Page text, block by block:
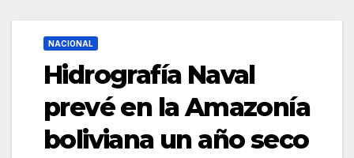
NACIONAL
Hidrografía Naval
prevé en la Amazonía
boliviana un año seco